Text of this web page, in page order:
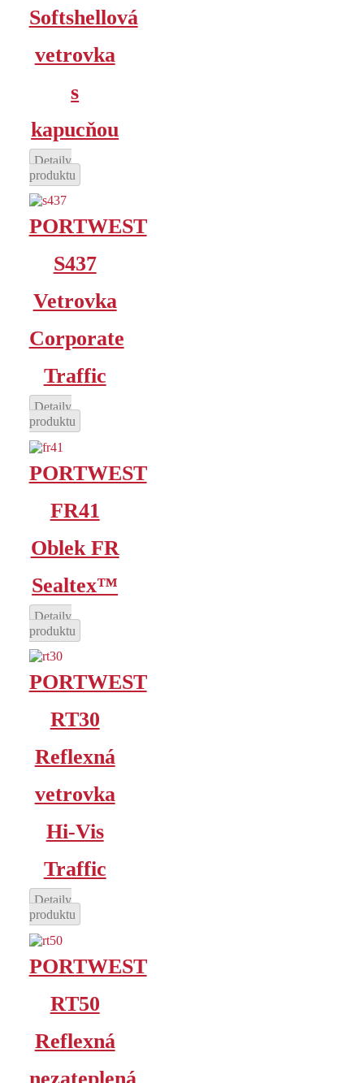
Softshellová
vetrovka
s
kapucňou
Detaily
produktu
PORTWEST
S437
Vetrovka
Corporate
Traffic
Detaily
produktu
PORTWEST
FR41
Oblek FR
Sealtex™
Detaily
produktu
PORTWEST
RT30
Reflexná
vetrovka
Hi-Vis
Traffic
Detaily
produktu
PORTWEST
RT50
Reflexná